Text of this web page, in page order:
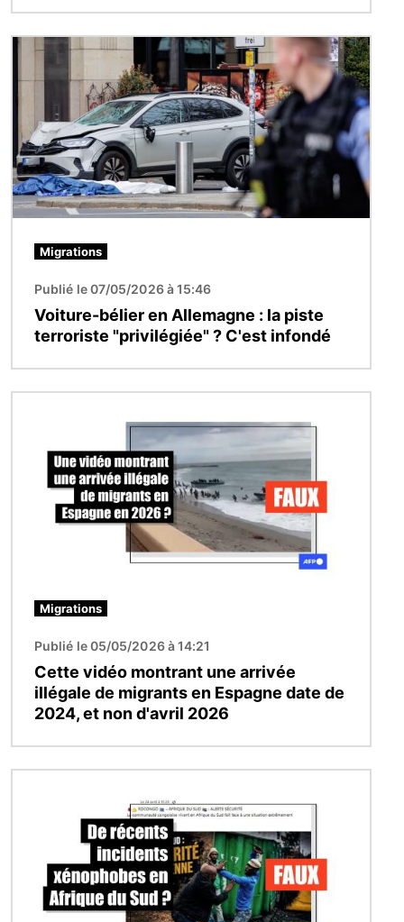
Image
Migrations
Publié le 07/05/2026 à 15:46
Voiture-bélier en Allemagne : la piste
terroriste "privilégiée" ? C'est infondé
Migrations
Publié le 05/05/2026 à 14:21
Cette vidéo montrant une arrivée
illégale de migrants en Espagne date de
2024, et non d'avril 2026